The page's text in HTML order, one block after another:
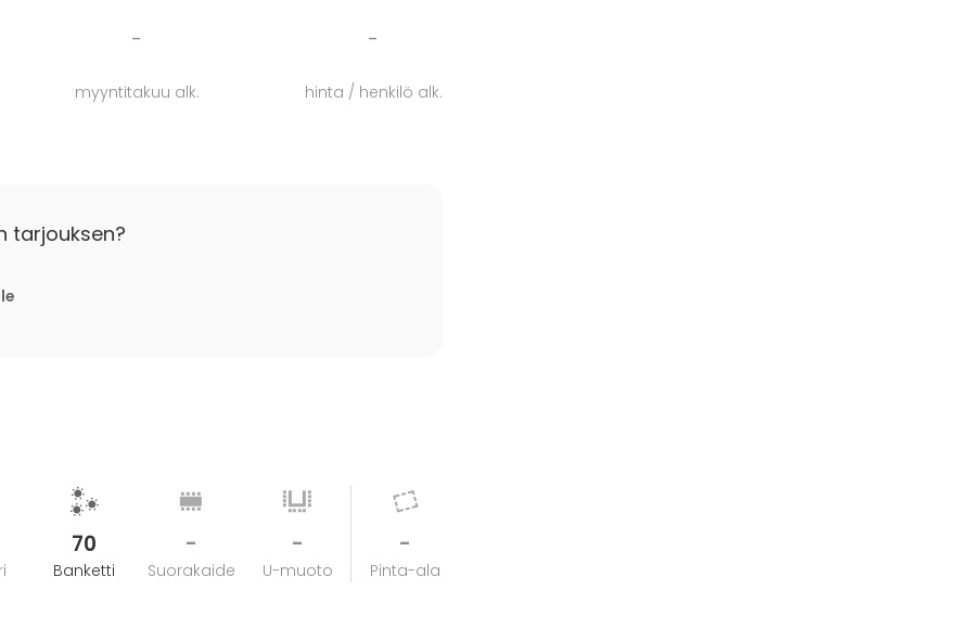
-
myyntitakuu alk.
-
hinta / henkilö alk.
tarjouksen?
70
Banketti
-
Suorakaide
-
U-muoto
-
Pinta-ala